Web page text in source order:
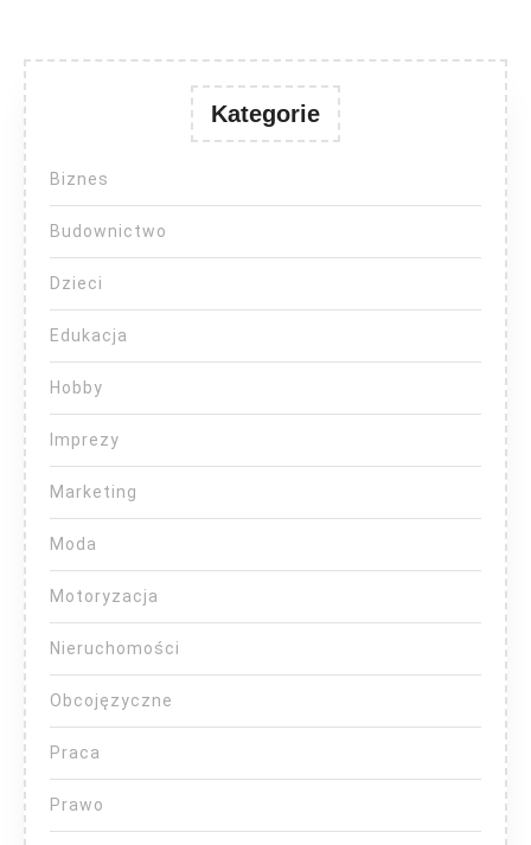
Kategorie
Biznes
Budownictwo
Dzieci
Edukacja
Hobby
Imprezy
Marketing
Moda
Motoryzacja
Nieruchomości
Obcojęzyczne
Praca
Prawo